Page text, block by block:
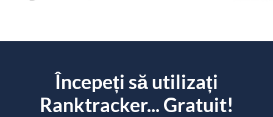
Începeți să utilizați
Ranktracker... Gratuit!